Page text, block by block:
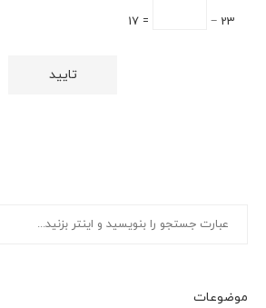
23 −
= 17
موضوعات